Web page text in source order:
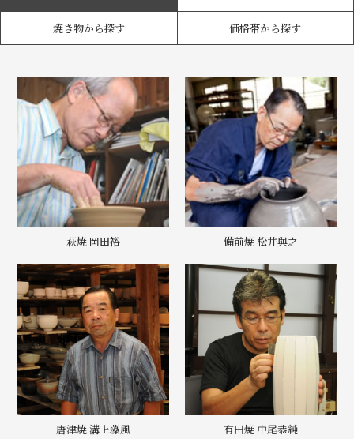
焼き物から探す 価格帯から探す
萩焼 岡田裕 備前焼 松井與之
唐津焼 溝上藻風 有田焼 中尾恭純